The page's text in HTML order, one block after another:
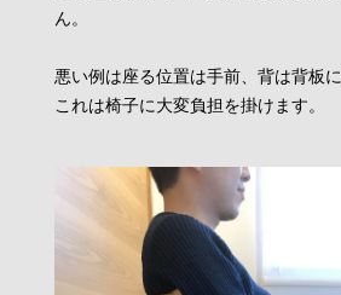
ん。
悪い例は座る位置は手前、背は背板
これは椅子に大変負担を掛けます。